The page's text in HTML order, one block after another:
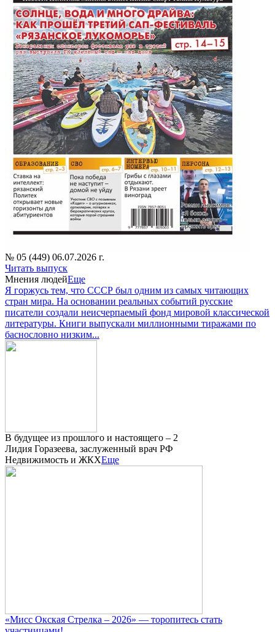
№ 05 (449) 06.07.2026 г.
Читать выпуск
Мнения людейЕще
Я горжусь тем, что СССР был одним из самых читающих
стран мира. На основании реальных событий русские
писатели создали неисчерпаемый фонд мировой классической
литературы. Книги выпускали миллионными тиражами по
баснословно низким...
В будущее из прошлого и настоящего – 2
Лидия Горазеева, заслуженный врач РФ
Недвижимость и ЖКХЕще
«Мисс Окская Стрелка – 2026» — торопитесь стать